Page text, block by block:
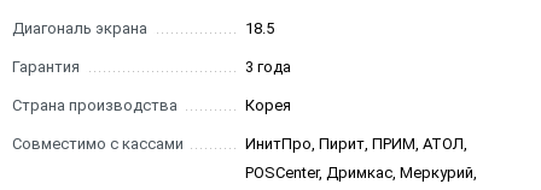
Диагональ экрана 18.5
Гарантия 3 года
Страна производства Корея
Совместимо с кассами
ИнитПро, Пирит, ПРИМ, АТОЛ,
POSCenter, Дримкас, Меркурий,